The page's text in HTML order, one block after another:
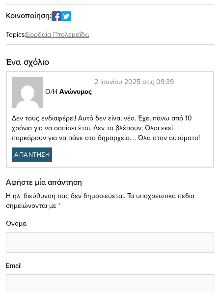
Κοινοποίηση:
Topics:Εορδαία Πτολεμαΐδα
Ένα σχόλιο
Ο/Η Ανώνυμος
2 Ιουνίου 2025 στις 09:39
Δεν τους ενδιαφέρει! Αυτό δεν είναι νέο. Έχει πάνω από 10
χρόνια για να σαπίσει έτσι. Δεν το βλέπουν; Όλοι εκεί
παρκάρουν για να πάνε στο δημαρχείο…. Όλα στον αυτόματο!
ΑΠΑΝΤΗΣΗ
Αφήστε μία απάντηση
Η ηλ. διεύθυνση σας δεν δημοσιεύεται. Τα υποχρεωτικά πεδία
σημειώνονται με *
Όνομα
Email